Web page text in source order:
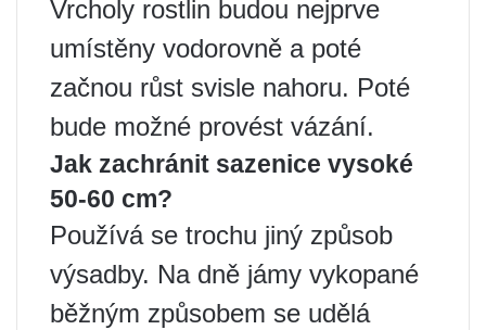
Vrcholy rostlin budou nejprve
umístěny vodorovně a poté
začnou růst svisle nahoru. Poté
bude možné provést vázání.
Jak zachránit sazenice vysoké
50-60 cm?
Používá se trochu jiný způsob
výsadby. Na dně jámy vykopané
běžným způsobem se udělá